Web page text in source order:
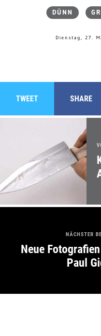
DÜNN
Dienstag, 27.
TWEET SHARE
NÄCHSTER
Neue
Paul